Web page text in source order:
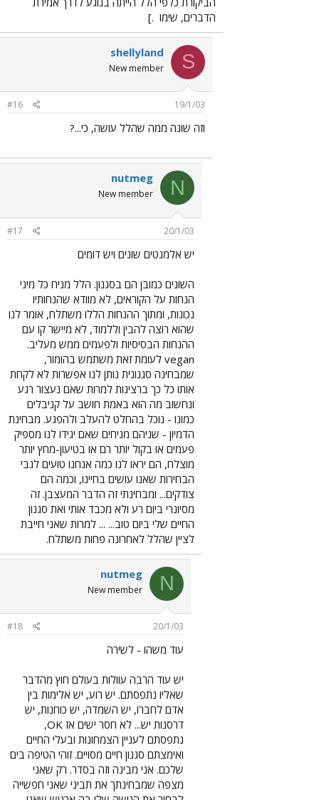
הדברים, שימו .]
S
shellyland
New member
19/1/03
#16
וזה שונה ממה שהלל עושה, כי...?
N
nutmeg
New member
20/1/03
#17
יש אלמנטים שונים ויש דומים
השונים כמובן הם בסגנון. הלל מניח כל מיני
הנחות על הקוראים, לא מוודא שהנחותיו
נכונות, ומתוך ההנחות הללו משתלח, אומר לנו
שהוא רוצה להבין וללמוד, לא מיישר קו עם
ההנחות הבסיסיות ולפעמים ממש מעליב.
vegan לעומת זאת משתמש בהומור,
שמבחינה סגנונית נותן לנו אפשרות לא לקחת
אותו כל כך ברצינות למרות שאם נעצור רגע
ונחשוב מה הוא באמת חושב על קניבלים
כמונו - נוכל בהחלט להעלב ולהפגע. מבחינת
הדמיון - שניהם מניחים שאם יגידו לנו מספיק
פעמים או בקול יותר רם או בטיעון-מחץ יותר
מוצלח, הם יראו לנו כמה אנחנו טועים לגבי
הבחירות שאנו עושים בחיינו, וכמה הם
צודקים... ומבחינתי זה הדבר המעצבן. זה
מסיונרי ביום רע ולא מכבד אותי ואת סגנון
החיים שלי ביום טוב... ... למרות שאני חייבת
לציין שהלל לאחרונה פחות משתלח.
N
nutmeg
New member
20/1/03
#18
עוד משהו - לשירה
יש עוד הרבה עוולות בעולם חוץ מהדבר
שאליו נתפסתם. יש רוע, יש אלימות בין
אדם לחברו, יש השמדה, יש כוחנות, יש
דרסנות יש... לא חסר ישים אז OK,
נתפסתם לעניין הצמחונות ובעלי החיים
ואימצתם סגנון חיים מסויים. זוהי הטיפה בים
שלכם. אני מבינה וזה בסדר. רק שאני
מצפה שמבחינתך את תביני שאני חפשייה